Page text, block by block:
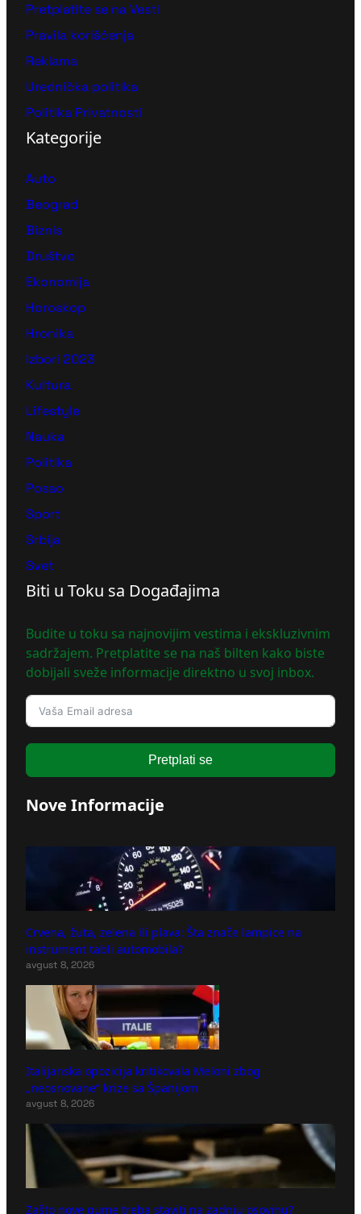
Pretplatite se na Vesti
Pravila korišćenja
Reklama
Urednička politika
Politika Privatnosti
Kategorije
Auto
Beograd
Biznis
Društvo
Ekonomija
Horoskop
Hronika
Izbori 2023
Kultura
Lifestyle
Nauka
Politika
Posao
Sport
Srbija
Svet
Biti u Toku sa Događajima
Budite u toku sa najnovijim vestima i ekskluzivnim
sadržajem. Pretplatite se na naš bilten kako biste
dobijali sveže informacije direktno u svoj inbox.
Pretplati se
Nove Informacije
Crvena, žuta, zelena ili plava: Šta znače lampice na
instrument tabli automobila?
avgust 8, 2026
Italijanska opozicija kritikovala Meloni zbog
„neosnovane“ krize sa Španijom
avgust 8, 2026
Zašto nove gume treba staviti na zadnju osovinu?